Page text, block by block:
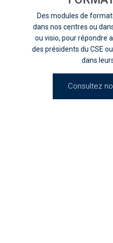
Des modules de
dans nos centres ou
ou visio, pour répondre
des présidents du CSE
dans
Consultez